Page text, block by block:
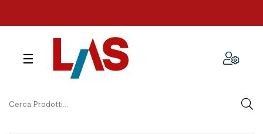
navigazione
☰